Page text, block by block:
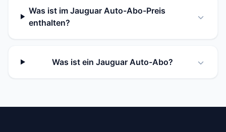
Was ist im Jauguar Auto-Abo-Preis
enthalten?
Was ist ein Jauguar Auto-Abo?